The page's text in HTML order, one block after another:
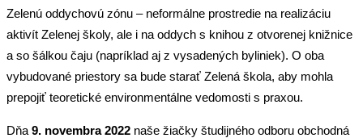
Zelenú oddychovú zónu – neformálne prostredie na realizáciu
aktivít Zelenej školy, ale i na oddych s knihou z otvorenej knižnice
a so šálkou čaju (napríklad aj z vysadených byliniek). O oba
vybudované priestory sa bude starať Zelená škola, aby mohla
prepojiť teoretické environmentálne vedomosti s praxou.
Dňa 9. novembra 2022 naše žiačky študijného odboru obchodná